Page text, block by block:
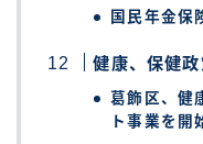
国民年金保
健康、保健政
葛飾区、健
ト事業を開